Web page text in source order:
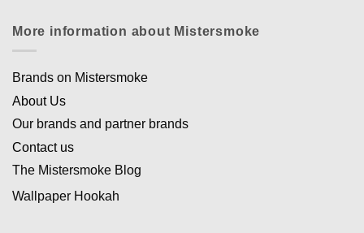
More information about Mistersmoke
Brands on Mistersmoke
About Us
Our brands and partner brands
Contact us
The Mistersmoke Blog
Wallpaper Hookah